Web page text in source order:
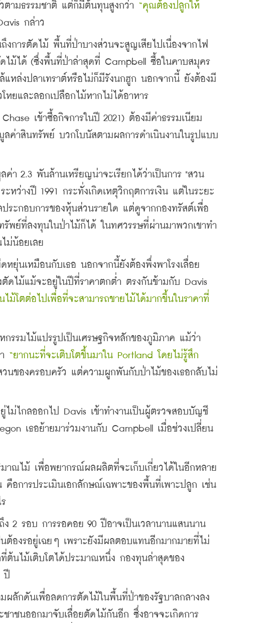
ามธรรมชาติ แต่ก็มีต้นทุนสูงกว่า “คุณต้องปลูกให้
กล่าว
การตัดไม้ พื้นที่ป่าบางส่วนจะสูญเสียไปเนื่องจากไฟ
ม้ได้ (ซึ่งพื้นที่ป่าล่าสุดที่ Campbell ซื้อในคาบสมุคร
แหล่งปลาเทราต์หรือไม่ก็มีรังนกฮูก นอกจากนี้ ยังต้องมี
หยและลอกเปลือกไม้หากไม่ได้อาหาร
เข้าซื้อกิจการในปี 2021) ต้องมีค่าธรรมเนียม
ลค่าสินทรัพย์ บวกโบนัสตามผลการดำเนินงานในรูปแบบ
2.3 พันล้านเหรียญน่าจะเรียกได้ว่าเป็นการ "สวน
หว่างปี 1991 กระทั่งเกิดเหตุวิกฤตการเงิน แต่ในระยะ
ะกอบการของหุ้นส่วนรายใด แต่ดูจากกองทรัสต์เพื่อ
รัพย์ที่ลงทุนในป่าไม้ก็ได้ ในทศวรรษที่ผ่านมาพวกเขาทำ
ม่น้อยเลย
ยุ่นเหมือนกับเธอ นอกจากนี้ยังต้องพึ่งพาโรงเลื่อย
ตัดไม้แม้จะอยู่ในปีที่ราคาตกต่ำ ตรงกันข้ามกับ Davis
ไม้โตต่อไปเพื่อที่จะสามารถขายไม้ได้มากขึ้นในราคาที่
รมไม้แปรรูปเป็นเศรษฐกิจหลักของภูมิภาค แม้ว่า
“ยากนะที่จะเติบโตขึ้นมาใน Portland โดยไม่รู้สึก
สวนของครอบครัว แต่ความผูกพันกับป่าไม้ของเธอกลับไม่
ม่ไกลออกไป Davis เข้าทำงานเป็นผู้ตรวจสอบบัญชี
เธอย้ายมาร่วมงานกับ Campbell เมื่อช่วงเปลี่ยน
ไม้ เพื่อพยากรณ์ผลผลิตที่จะเก็บเกี่ยวได้ในอีกหลาย
อการประเมินเอกลักษณ์เฉพาะของพื้นที่เพาะปลูก เช่น
2 รอบ การรอคอย 90 ปีอาจเป็นเวลานานแสนนาน
ต้องรอยู่เฉยๆ เพราะยังมีผลตอบแทนอีกมากมายที่ไม่
ต้นไม้เติบโตได้ประมาณหนึ่ง กองทุนล่าสุดของ
กดันเพื่อลดการตัดไม้ในพื้นที่ป่าของรัฐบาลกลางลง
าชนออกมาจับเลื่อยตัดไม้กันอีก ซึ่งอาจจะเกิดการ